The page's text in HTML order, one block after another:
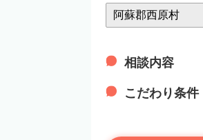
相談内容
こだわり条件